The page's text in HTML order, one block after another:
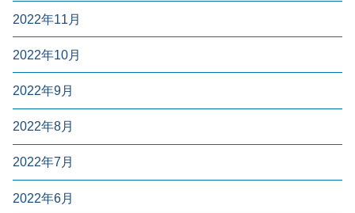
2022年11月
2022年10月
2022年9月
2022年8月
2022年7月
2022年6月